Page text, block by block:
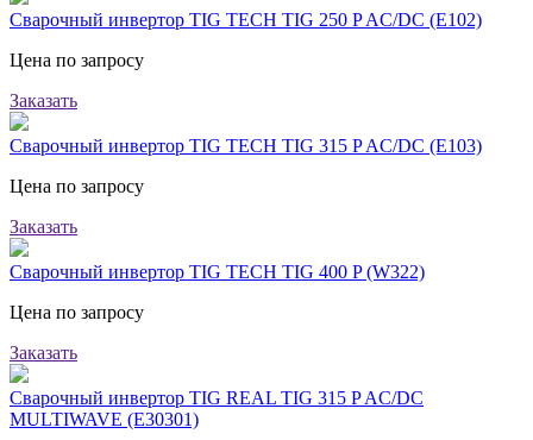
Сварочный инвертор TIG TECH TIG 250 P AC/DC (E102)
Цена по запросу
Заказать
Сварочный инвертор TIG TECH TIG 315 P AC/DC (E103)
Цена по запросу
Заказать
Сварочный инвертор TIG TECH TIG 400 P (W322)
Цена по запросу
Заказать
Сварочный инвертор TIG REAL TIG 315 P AC/DC
MULTIWAVE (E30301)